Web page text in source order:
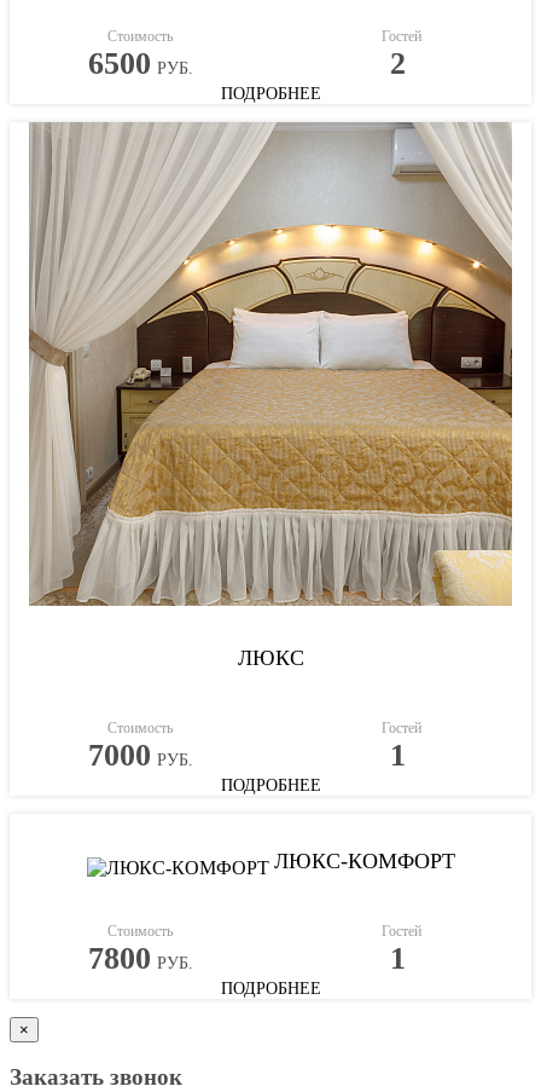
Стоимость
6500 РУБ.
Гостей
2
ПОДРОБНЕЕ
ЛЮКС
Стоимость
7000 РУБ.
Гостей
1
ПОДРОБНЕЕ
ЛЮКС-КОМФОРТ
Стоимость
7800 РУБ.
Гостей
1
ПОДРОБНЕЕ
×
Заказать звонок